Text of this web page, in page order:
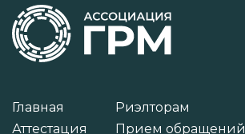
Главная
Аттестация
Риэлторам
Прием обращений